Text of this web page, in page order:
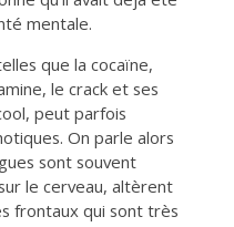
mentale.
que la cocaïne,
le crack et ses
peut parfois
On parle alors
sont souvent
le cerveau, altèrent
frontaux qui sont très